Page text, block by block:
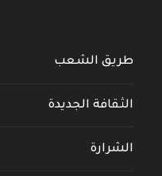
طريق الشعب
الثقافة الجديدة
الشرارة